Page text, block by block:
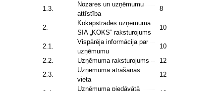
1.3.
Nozares un uzņēmumu
attīstība
8
2.
Kokapstrādes uzņēmuma
SIA „KOKS” raksturojums
10
2.1.
Vispārēja informācija par
uzņēmumu
10
2.2.
Uzņēmuma raksturojums
12
2.3.
Uzņēmuma atrašanās
vieta
12
Uzņēmuma piedāvātā